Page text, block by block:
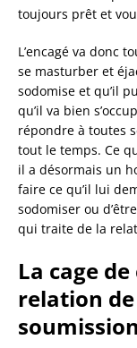
toujours prêt et
L’encagé va donc
se masturber et
sodomise et qu’il
qu’il va bien
répondre à toutes
tout le temps. Ce
il a désormais un
faire ce qu’il lui
sodomiser ou
qui traite de la
La cage
relation
soumission